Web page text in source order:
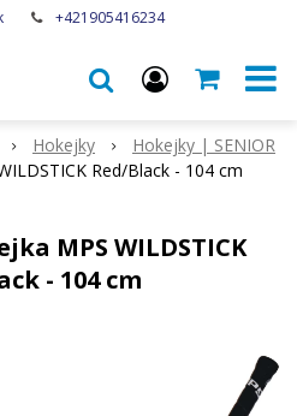
+421905416234
Hokejky
Hokejky | SENIOR
Red/Black - 104 cm
MPS WILDSTICK
- 104 cm